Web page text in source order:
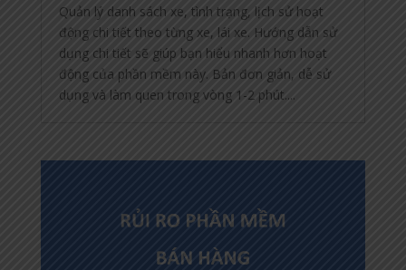
Quản lý danh sách xe, tình trạng, lịch sử hoạt
động chi tiết theo từng xe, lái xe. Hướng dẫn sử
dụng chi tiết sẽ giúp bạn hiểu nhanh hơn hoạt
động của phần mềm này. Bản đơn giản, dễ sử
dụng và làm quen trong vòng 1-2 phút....